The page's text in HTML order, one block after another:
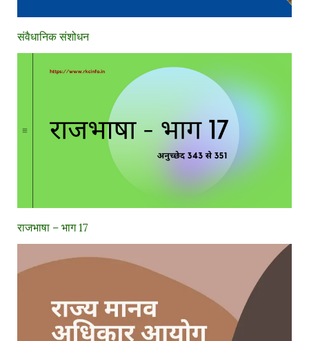
संवैधानिक संशोधन
राजभाषा – भाग 17